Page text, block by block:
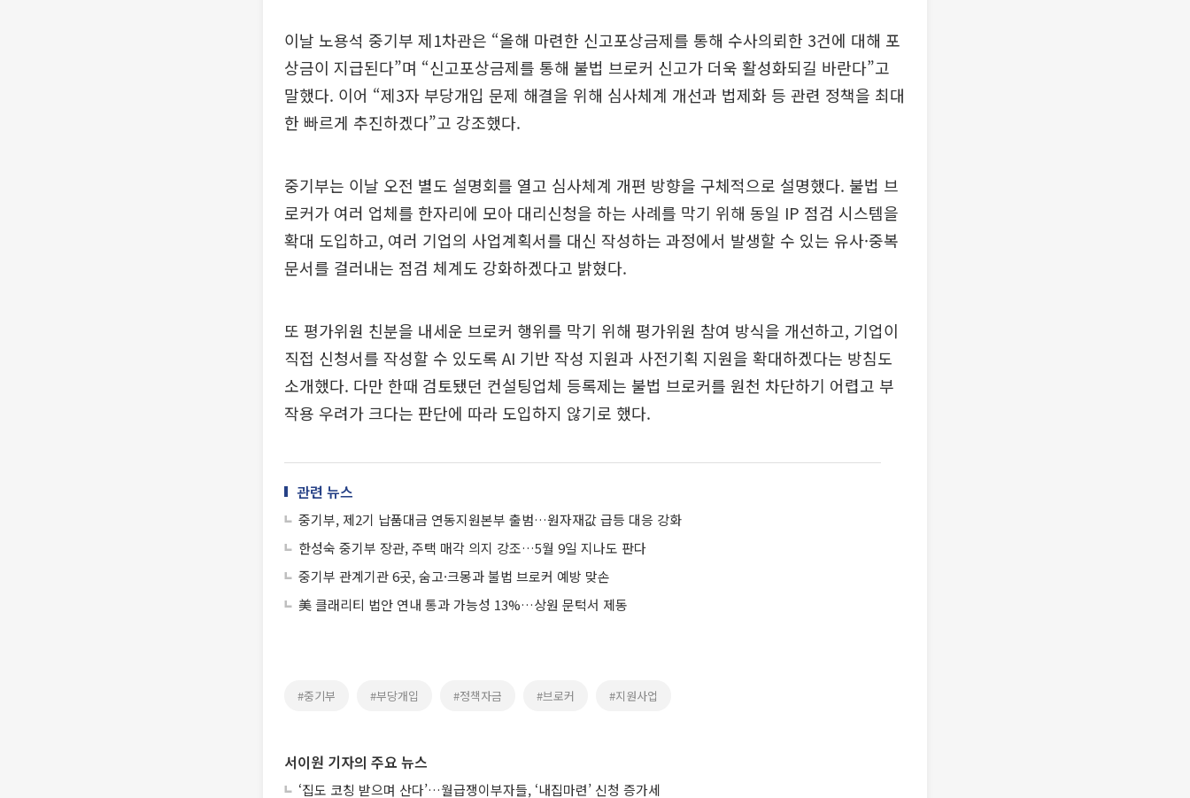
이날 노용석 중기부 제1차관은 “올해 마련한 신고포상금제를 통해 수사의뢰한 3건에 대해 포
상금이 지급된다”며 “신고포상금제를 통해 불법 브로커 신고가 더욱 활성화되길 바란다”고
말했다. 이어 “제3자 부당개입 문제 해결을 위해 심사체계 개선과 법제화 등 관련 정책을 최대
한 빠르게 추진하겠다”고 강조했다.
중기부는 이날 오전 별도 설명회를 열고 심사체계 개편 방향을 구체적으로 설명했다. 불법 브
로커가 여러 업체를 한자리에 모아 대리신청을 하는 사례를 막기 위해 동일 IP 점검 시스템을
확대 도입하고, 여러 기업의 사업계획서를 대신 작성하는 과정에서 발생할 수 있는 유사·중복
문서를 걸러내는 점검 체계도 강화하겠다고 밝혔다.
또 평가위원 친분을 내세운 브로커 행위를 막기 위해 평가위원 참여 방식을 개선하고, 기업이
직접 신청서를 작성할 수 있도록 AI 기반 작성 지원과 사전기획 지원을 확대하겠다는 방침도
소개했다. 다만 한때 검토됐던 컨설팅업체 등록제는 불법 브로커를 원천 차단하기 어렵고 부
작용 우려가 크다는 판단에 따라 도입하지 않기로 했다.
관련 뉴스
중기부, 제2기 납품대금 연동지원본부 출범…원자재값 급등 대응 강화
한성숙 중기부 장관, 주택 매각 의지 강조…5월 9일 지나도 판다
중기부 관계기관 6곳, 숨고·크몽과 불법 브로커 예방 맞손
美 클래리티 법안 연내 통과 가능성 13%…상원 문턱서 제동
#중기부 #부당개입 #정책자금 #브로커 #지원사업
서이원 기자의 주요 뉴스
‘집도 코칭 받으며 산다’…월급쟁이부자들, ‘내집마련’ 신청 증가세